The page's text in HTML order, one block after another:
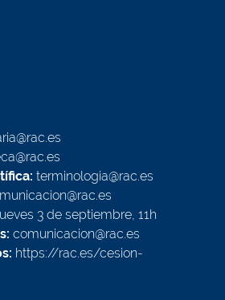
terminologia@rac.es
3 de septiembre, 11h
comunicacion@rac.es
https://rac.es/cesion-